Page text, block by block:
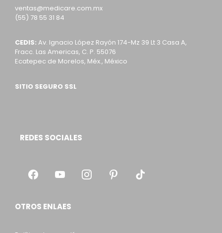
ventas@medicare.com.mx
(55) 78 55 31 84
CEDIS: Av. Ignacio López Rayón 174-Mz 39 Lt 3 Casa A,
Fracc. Las Americas, C. P. 55076
Ecatepec de Morelos, Méx., México
SITIO SEGURO SSL
REDES SOCIALES
OTROS ENLAES